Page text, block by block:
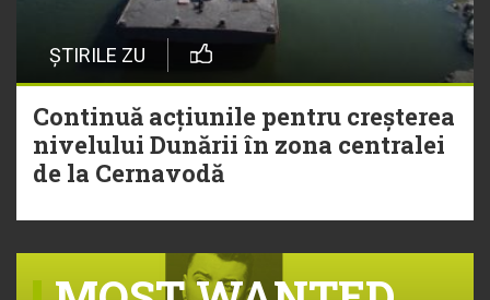
ȘTIRILE ZU
Continuă acțiunile pentru creșterea
nivelului Dunării în zona centralei
de la Cernavodă